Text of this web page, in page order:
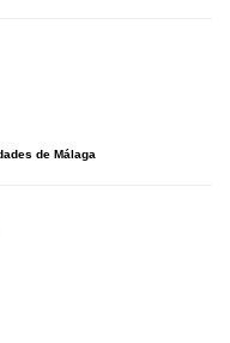
de Málaga